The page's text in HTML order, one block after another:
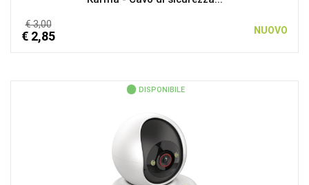
€ 3,00
€ 2,85 NUOVO
DISPONIBILE